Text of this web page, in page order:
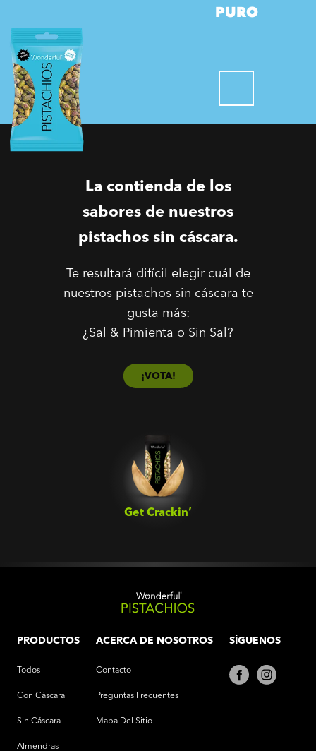
PURO
La contienda de los
sabores de nuestros
pistachos sin cáscara.
Te resultará difícil elegir cuál de
nuestros pistachos sin cáscara te
gusta más:
¿Sal & Pimienta o Sin Sal?
¡VOTA!
Get Crackin’‎
PRODUCTOS
Todos
Con Cáscara
Sin Cáscara
Almendras
ACERCA DE NOSOTROS
Contacto
Preguntas Frecuentes
Mapa Del Sitio
SÍGUENOS